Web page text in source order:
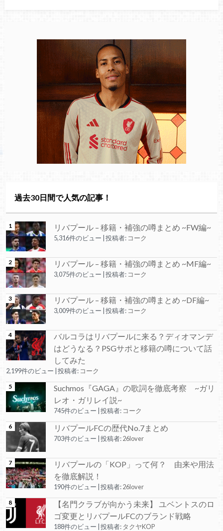
過去30日間で人気の記事！
リバプール – 移籍・補強の噂まとめ ~FW編~
5,316件のビュー 投稿者: コーク
リバプール – 移籍・補強の噂まとめ ~MF編~
3,075件のビュー 投稿者: コーク
リバプール – 移籍・補強の噂まとめ ~DF編~
3,009件のビュー 投稿者: コーク
バルコラはリバプールに来る？ディオマンデ
はどうなる？PSGサポと移籍の噂について話
してみた
2,199件のビュー 投稿者: コーク
Suchmos『GAGA』の歌詞を徹底考察 ~ガリ
レオ・ガリレイ説~
745件のビュー 投稿者: コーク
リバプールFCの歴代No.7まとめ
703件のビュー 投稿者:26lover
リバプールの「KOP」って何？ 由来や用法
を徹底解説！
190件のビュー 投稿者:26lover
【名門クラブが向かう未来】 ユベントスのロ
ゴ変更とリバプールFCのブランド戦略
188件のビュー 投稿者: タクヤKOP